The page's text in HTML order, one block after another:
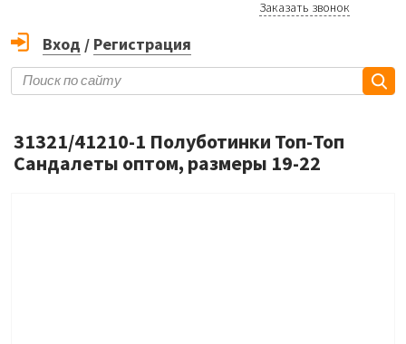
Заказать звонок
Вход / Регистрация
31321/41210-1 Полуботинки Топ-Топ
Сандалеты оптом, размеры 19-22